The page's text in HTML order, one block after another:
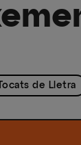
de Lletra